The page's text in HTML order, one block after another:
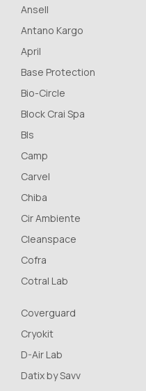
Ansell
Antano Kargo
April
Base Protection
Bio-Circle
Block Crai Spa
Bls
Camp
Carvel
Chiba
Cir Ambiente
Cleanspace
Cofra
Cotral Lab
Coverguard
Cryokit
D-Air Lab
Datix by Savv